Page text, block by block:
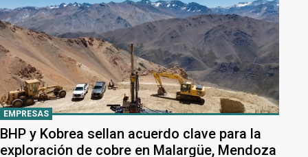
EMPRESAS
BHP y Kobrea sellan acuerdo clave para la
exploración de cobre en Malargüe, Mendoza